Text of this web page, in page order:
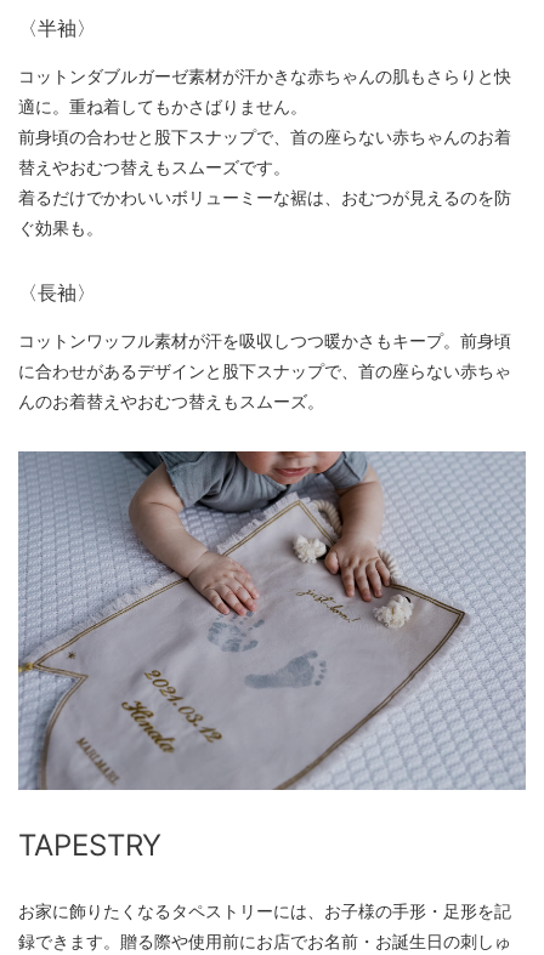
〈半袖〉
コットンダブルガーゼ素材が汗かきな赤ちゃんの肌もさらりと快
適に。重ね着してもかさばりません。
前身頃の合わせと股下スナップで、首の座らない赤ちゃんのお着
替えやおむつ替えもスムーズです。
着るだけでかわいいボリューミーな裾は、おむつが見えるのを防
ぐ効果も。
〈長袖〉
コットンワッフル素材が汗を吸収しつつ暖かさもキープ。前身頃
に合わせがあるデザインと股下スナップで、首の座らない赤ちゃ
んのお着替えやおむつ替えもスムーズ。
TAPESTRY
お家に飾りたくなるタペストリーには、お子様の手形・足形を記
録できます。贈る際や使用前にお店でお名前・お誕生日の刺しゅ